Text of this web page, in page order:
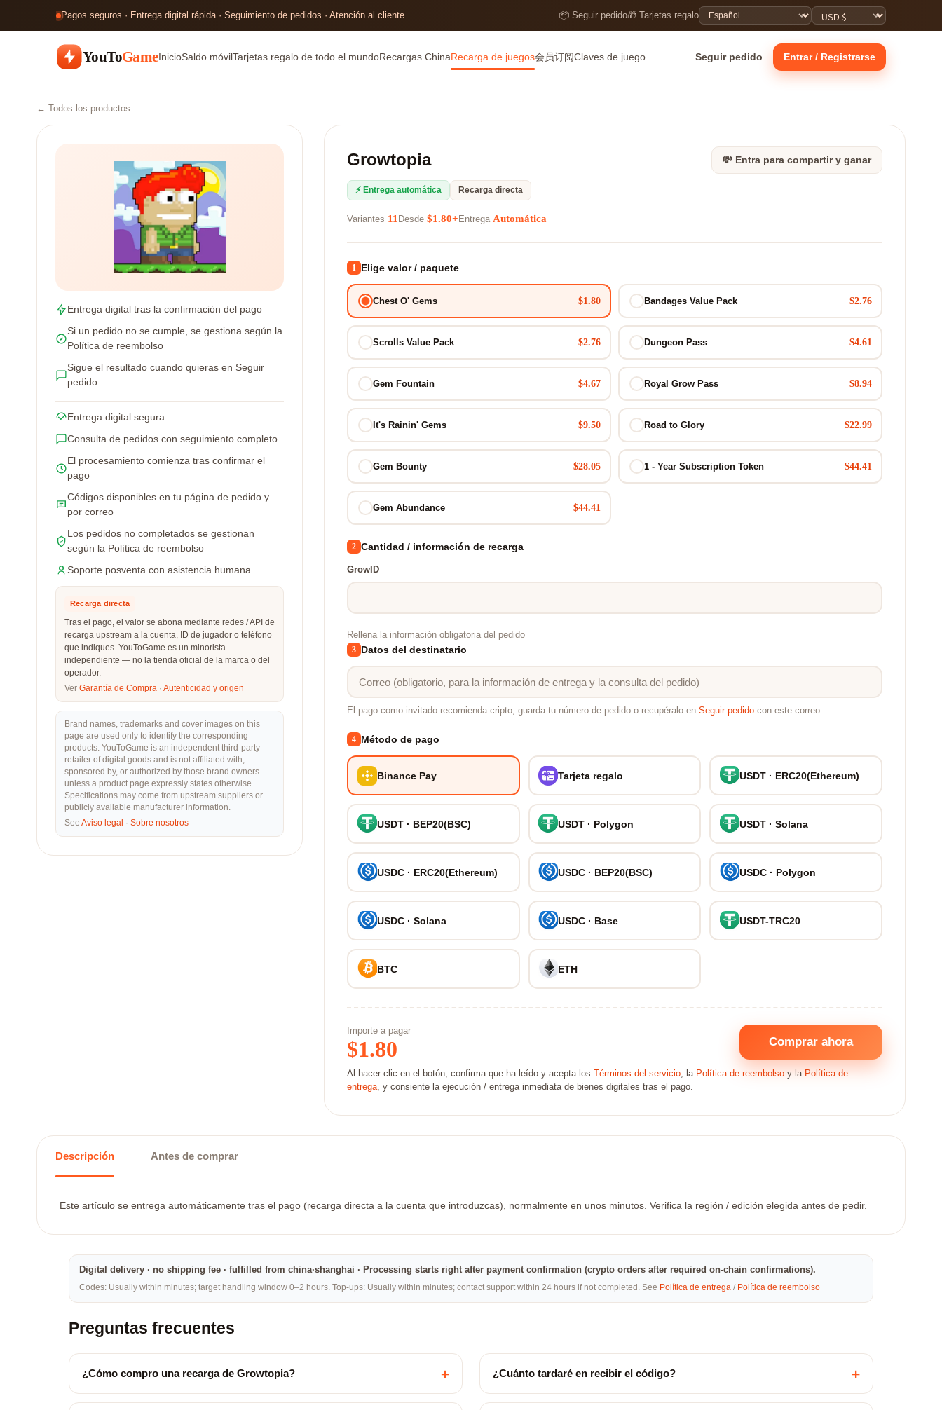
Pagos seguros · Entrega digital rápida · Seguimiento de pedidos · Atención al cliente 📦 Seguir pedido🎁 Tarjetas regalo
YouToGameInicioSaldo móvilTarjetas regalo de todo el mundoRecargas ChinaRecarga de juegos会员订阅Claves de juego Seguir pedido Entrar / Registrarse
← Todos los productos
Entrega digital tras la confirmación del pago
Si un pedido no se cumple, se gestiona según la
Política de reembolso
Sigue el resultado cuando quieras en Seguir
pedido
Entrega digital segura
Consulta de pedidos con seguimiento completo
El procesamiento comienza tras confirmar el
pago
Códigos disponibles en tu página de pedido y
por correo
Los pedidos no completados se gestionan
según la Política de reembolso
Soporte posventa con asistencia humana
Recarga directa
Tras el pago, el valor se abona mediante redes / API de
recarga upstream a la cuenta, ID de jugador o teléfono
que indiques. YouToGame es un minorista
independiente — no la tienda oficial de la marca o del
operador.
Ver Garantía de Compra · Autenticidad y origen
Brand names, trademarks and cover images on this
page are used only to identify the corresponding
products. YouToGame is an independent third-party
retailer of digital goods and is not affiliated with,
sponsored by, or authorized by those brand owners
unless a product page expressly states otherwise.
Specifications may come from upstream suppliers or
publicly available manufacturer information.
See Aviso legal · Sobre nosotros
💸 Entra para compartir y ganar
Growtopia
⚡ Entrega automática Recarga directa
Variantes 11 Desde $1.80+ Entrega Automática
1 Elige valor / paquete
Chest O' Gems $1.80 Bandages Value Pack $2.76
Scrolls Value Pack $2.76 Dungeon Pass $4.61
Gem Fountain $4.67 Royal Grow Pass $8.94
It's Rainin' Gems $9.50 Road to Glory $22.99
Gem Bounty $28.05 1 - Year Subscription Token $44.41
Gem Abundance $44.41
2 Cantidad / información de recarga
GrowID
Rellena la información obligatoria del pedido
3 Datos del destinatario
El pago como invitado recomienda cripto; guarda tu número de pedido o recupéralo en Seguir pedido con este correo.
4 Método de pago
Binance Pay Tarjeta regalo USDT · ERC20(Ethereum)
USDT · BEP20(BSC) USDT · Polygon USDT · Solana
USDC · ERC20(Ethereum) USDC · BEP20(BSC) USDC · Polygon
USDC · Solana USDC · Base USDT-TRC20
BTC ETH
Importe a pagar
$1.80 Comprar ahora
Al hacer clic en el botón, confirma que ha leído y acepta los Términos del servicio, la Política de reembolso y la Política de
entrega, y consiente la ejecución / entrega inmediata de bienes digitales tras el pago.
Descripción Antes de comprar
Este artículo se entrega automáticamente tras el pago (recarga directa a la cuenta que introduzcas), normalmente en unos minutos. Verifica la región / edición elegida antes de pedir.
Digital delivery · no shipping fee · fulfilled from china·shanghai · Processing starts right after payment confirmation (crypto orders after required on-chain confirmations).
Codes: Usually within minutes; target handling window 0–2 hours. Top-ups: Usually within minutes; contact support within 24 hours if not completed. See Política de entrega / Política de reembolso
Preguntas frecuentes
¿Cómo compro una recarga de Growtopia? + ¿Cuánto tardaré en recibir el código? +